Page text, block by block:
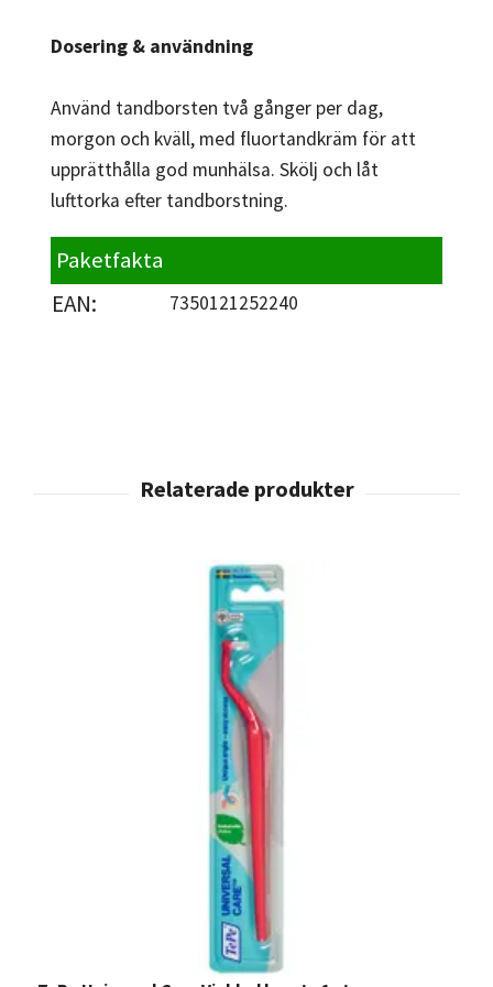
Dosering & användning
Använd tandborsten två gånger per dag,
morgon och kväll, med fluortandkräm för att
upprätthålla god munhälsa. Skölj och låt
lufttorka efter tandborstning.
Paketfakta
EAN: 7350121252240